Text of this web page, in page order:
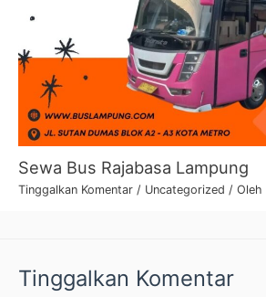
Sewa Bus Rajabasa Lampung
Tinggalkan Komentar / Uncategorized / Oleh
Tinggalkan Komentar